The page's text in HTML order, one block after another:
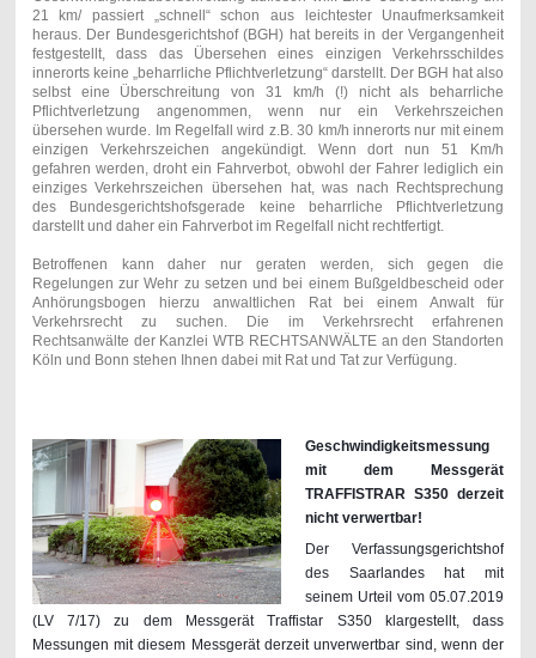
21 km/ passiert „schnell“ schon aus leichtester Unaufmerksamkeit
heraus. Der Bundesgerichtshof (BGH) hat bereits in der Vergangenheit
festgestellt, dass das Übersehen eines einzigen Verkehrsschildes
innerorts keine „beharrliche Pflichtverletzung“ darstellt. Der BGH hat also
selbst eine Überschreitung von 31 km/h (!) nicht als beharrliche
Pflichtverletzung angenommen, wenn nur ein Verkehrszeichen
übersehen wurde. Im Regelfall wird z.B. 30 km/h innerorts nur mit einem
einzigen Verkehrszeichen angekündigt. Wenn dort nun 51 Km/h
gefahren werden, droht ein Fahrverbot, obwohl der Fahrer lediglich ein
einziges Verkehrszeichen übersehen hat, was nach Rechtsprechung
des Bundesgerichtshofsgerade keine beharrliche Pflichtverletzung
darstellt und daher ein Fahrverbot im Regelfall nicht rechtfertigt.
Betroffenen kann daher nur geraten werden, sich gegen die
Regelungen zur Wehr zu setzen und bei einem Bußgeldbescheid oder
Anhörungsbogen hierzu anwaltlichen Rat bei einem Anwalt für
Verkehrsrecht zu suchen. Die im Verkehrsrecht erfahrenen
Rechtsanwälte der Kanzlei WTB RECHTSANWÄLTE an den Standorten
Köln und Bonn stehen Ihnen dabei mit Rat und Tat zur Verfügung.
Geschwindigkeitsmessung
mit dem Messgerät
TRAFFISTRAR S350 derzeit
nicht verwertbar!
Der Verfassungsgerichtshof
des Saarlandes hat mit
seinem Urteil vom 05.07.2019
(LV 7/17) zu dem Messgerät Traffistar S350 klargestellt, dass
Messungen mit diesem Messgerät derzeit unverwertbar sind, wenn der